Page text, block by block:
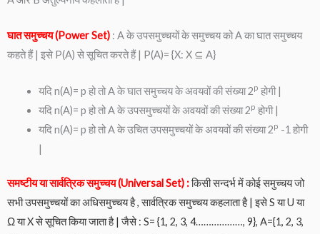
घात समुच्चय (Power Set) : A के उपसमुच्चयों के समुच्चय को A का घात समुच्चय
कहते हैं | इसे P(A) से सूचित करते हैं | P(A)= {X: X ⊆ A}
यदि n(A)= p हो तो A के घात समुच्चय के अवयवों की संख्या 2p होगी |
यदि n(A)= p हो तो A के उपसमुच्चयों के अवयवों की संख्या 2p होगी |
यदि n(A)= p हो तो A के उचित उपसमुच्चयों के अवयवों की संख्या 2p -1 होगी
|
समष्टीय या सार्वत्रिक समुच्चय (Universal Set) :किसी सन्दर्भ में कोई समुच्चय जो
सभी उपसमुच्चयों का अधिसमुच्चय है , सार्वत्रिक समुच्चय कहलाता है | इसे S या U या
Ω या X से सूचित किया जाता है | जैसे : S= {1, 2, 3, 4………………, 9}, A={1, 2, 3,